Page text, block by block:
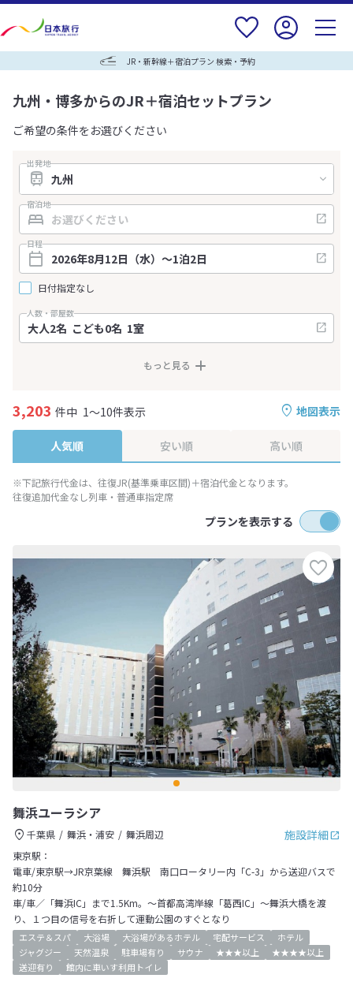
JR・新幹線＋宿泊プラン 検索・予約
九州・博多からのJR＋宿泊セットプラン
ご希望の条件をお選びください
出発地
宿泊地
日程
日付指定なし
人数・部屋数
もっと見る
地図表示
3,203 件中 1～10件表示
人気順 安い順 高い順
※下記旅行代金は、往復JR(基準乗車区間)＋宿泊代金となります。
往復追加代金なし列車・普通車指定席
プランを表示する
舞浜ユーラシア
施設詳細
千葉県 舞浜・浦安
舞浜周辺
東京駅：
電車/東京駅→JR京葉線 舞浜駅 南口ロータリー内「C-3」から送迎バスで
約10分
車/車／「舞浜IC」まで1.5Km。～首都高湾岸線「葛西IC」～舞浜大橋を渡
り、１つ目の信号を右折して運動公園のすぐとなり
エステ＆スパ 大浴場 大浴場があるホテル 宅配サービス
ホテル
ジャグジー
天然温泉 駐車場有り サウナ ★★★以上
★★★★以上
送迎有り
館内に車いす利用トイレ